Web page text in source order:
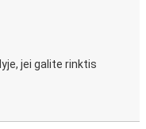
jei galite rinktis